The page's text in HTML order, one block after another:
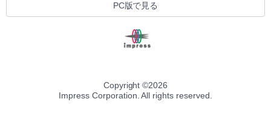
PC版で見る
Copyright ©2026
Impress Corporation. All rights reserved.